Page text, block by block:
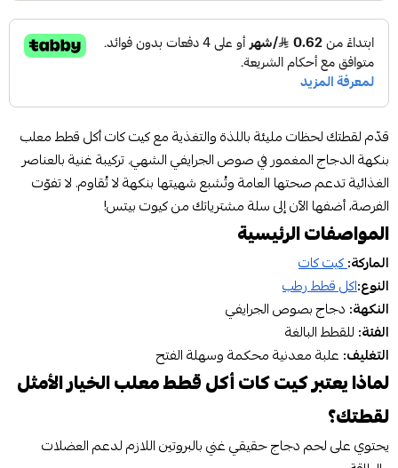
قدّم لقطتك لحظات مليئة باللذة والتغذية مع كيت كات أكل قطط معلب
بنكهة الدجاج المغمور في صوص الجرايفي الشهي. تركيبة غنية بالعناصر
الغذائية تدعم صحتها العامة وتُشبع شهيتها بنكهة لا تُقاوم. لا تفوّت
الفرصة، أضفها الآن إلى سلة مشترياتك من كيوت بيتس!
المواصفات الرئيسية
الماركة:كيت كات
النوع:اكل قطط رطب
النكهة: دجاج بصوص الجرايفي
الفئة: للقطط البالغة
التغليف: علبة معدنية محكمة وسهلة الفتح
لماذا يعتبر كيت كات أكل قطط معلب الخيار الأمثل
لقطتك؟
يحتوي على لحم دجاج حقيقي غني بالبروتين اللازم لدعم العضلات